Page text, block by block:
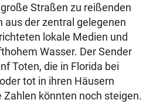
Straßen zu reißenden
aus der zentral gelegenen
lokale Medien und
Wasser. Der Sender
Toten, die in Florida bei
tot in ihren Häusern
könnten noch steigen.